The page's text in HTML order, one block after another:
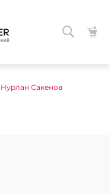
Нурлан Сакенов